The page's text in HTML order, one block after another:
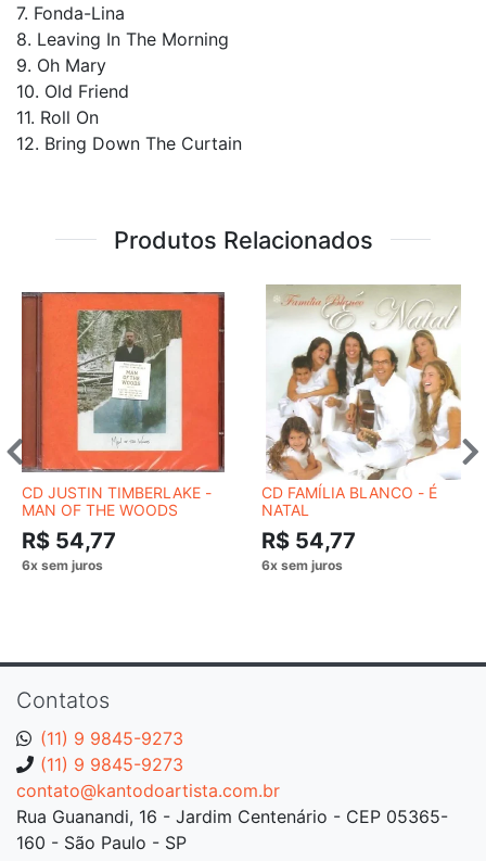
7. Fonda-Lina
8. Leaving In The Morning
9. Oh Mary
10. Old Friend
11. Roll On
12. Bring Down The Curtain
Produtos Relacionados
CD JUSTIN TIMBERLAKE -
MAN OF THE WOODS
R$ 54,77
CD FAMÍLIA BLANCO - É
NATAL
R$ 54,77
Contatos
(11) 9 9845-9273
(11) 9 9845-9273
contato@kantodoartista.com.br
Rua Guanandi, 16 - Jardim Centenário - CEP 05365-
160 - São Paulo - SP